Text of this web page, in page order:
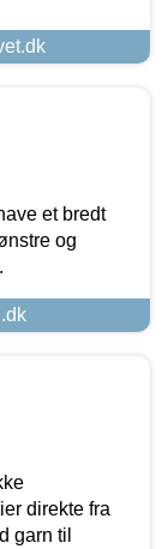
et bredt
og
direkte fra
garn til